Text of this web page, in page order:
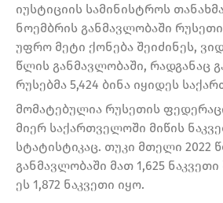
იუსტიციის სამინისტროს
ნოემბრის განმავლობაში
უფრო მეტი ქონება შეიძინეს,
წლის განმავლობაში, რადგანაც
რუსებმა 5,424 ბინა იყიდეს
მომატებულია რუსეთის
მიერ საქართველოში მიწის
სტატისტიკაც. თუკი მთელი 2022
განმავლობაში მათ 1,625
ეს 1,872 ნაკვეთი იყო.